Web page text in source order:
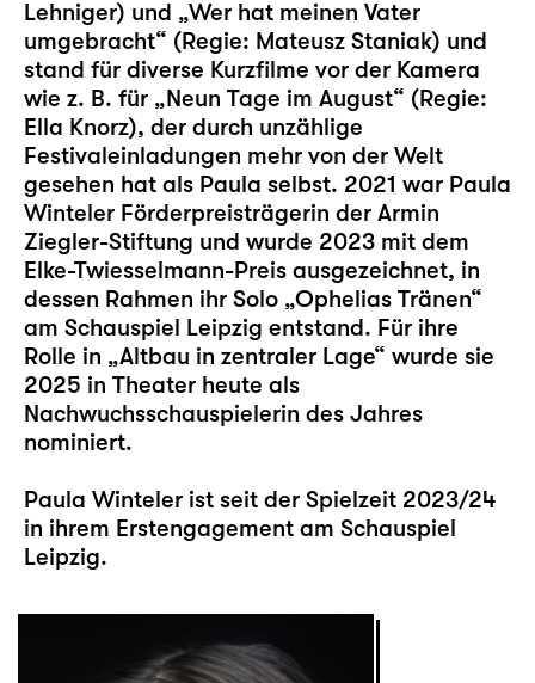
Lehniger) und „Wer hat meinen Vater
umgebracht“ (Regie: Mateusz Staniak) und
stand für diverse Kurzfilme vor der Kamera
wie z. B. für „Neun Tage im August“ (Regie:
Ella Knorz), der durch unzählige
Festivaleinladungen mehr von der Welt
gesehen hat als Paula selbst. 2021 war Paula
Winteler Förderpreisträgerin der Armin
Ziegler-Stiftung und wurde 2023 mit dem
Elke-Twiesselmann-Preis ausgezeichnet, in
dessen Rahmen ihr Solo „Ophelias Tränen“
am Schauspiel Leipzig entstand. Für ihre
Rolle in „Altbau in zentraler Lage“ wurde sie
2025 in Theater heute als
Nachwuchsschauspielerin des Jahres
nominiert.
Paula Winteler ist seit der Spielzeit 2023/24
in ihrem Erstengagement am Schauspiel
Leipzig.